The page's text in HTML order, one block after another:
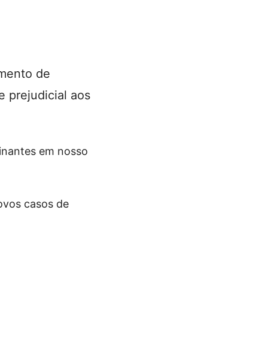
de
prejudicial aos
em nosso
casos de